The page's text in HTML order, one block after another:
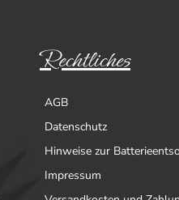
Rechtliches
AGB
Datenschutz
Hinweise zur
Impressum